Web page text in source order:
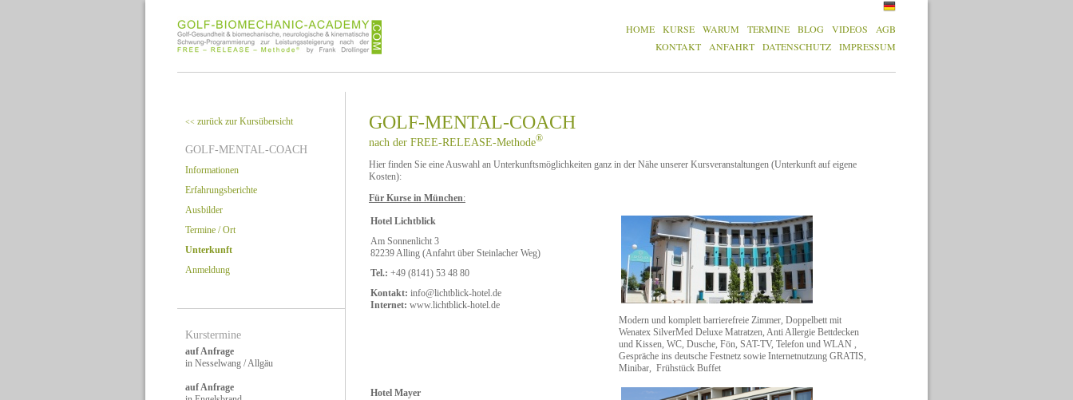
HOME KURSE WARUM TERMINE BLOG VIDEOS
AGB
KONTAKT
ANFAHRT DATENSCHUTZ IMPRESSUM
<< zurück zur Kursübersicht
GOLF-MENTAL-COACH
Informationen
Erfahrungsberichte
Ausbilder
Termine / Ort
Unterkunft
Anmeldung
Kurstermine
auf Anfrage
in Nesselwang / Allgäu
auf Anfrage
GOLF-MENTAL-COACH
nach der FREE-RELEASE-Methode®
Hier finden Sie eine Auswahl an Unterkunftsmöglichkeiten ganz in der Nähe unserer Kursveranstaltungen (Unterkunft auf eigene
Kosten):
Für Kurse in München:
Hotel Lichtblick
Am Sonnenlicht 3
82239 Alling (Anfahrt über Steinlacher Weg)
Tel.: +49 (8141) 53 48 80
Kontakt: info@lichtblick-hotel.de
Internet: www.lichtblick-hotel.de
Modern und komplett barrierefreie Zimmer, Doppelbett mit
Wenatex SilverMed Deluxe Matratzen, Anti Allergie Bettdecken
und Kissen, WC, Dusche, Fön, SAT-TV, Telefon und WLAN ,
Gespräche ins deutsche Festnetz sowie Internetnutzung GRATIS,
Minibar, Frühstück Buffet
Hotel Mayer